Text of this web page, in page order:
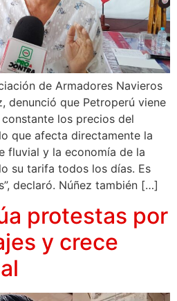
de Armadores Navieros
denunció que Petroperú viene
los precios del
que afecta directamente la
fluvial y la economía de la
su tarifa todos los días. Es
declaró. Núñez también […]
protestas por
y crece